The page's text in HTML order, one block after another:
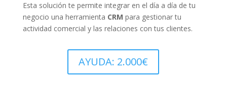
Esta solución te permite integrar en el día a día de tu
negocio una herramienta CRM para gestionar tu
actividad comercial y las relaciones con tus clientes.
AYUDA: 2.000€